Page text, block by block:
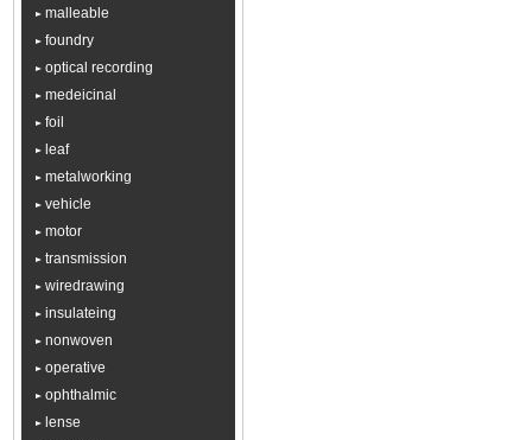
malleable
foundry
optical recording
medeicinal
foil
leaf
metalworking
vehicle
motor
transmission
wiredrawing
insulateing
nonwoven
operative
ophthalmic
lense